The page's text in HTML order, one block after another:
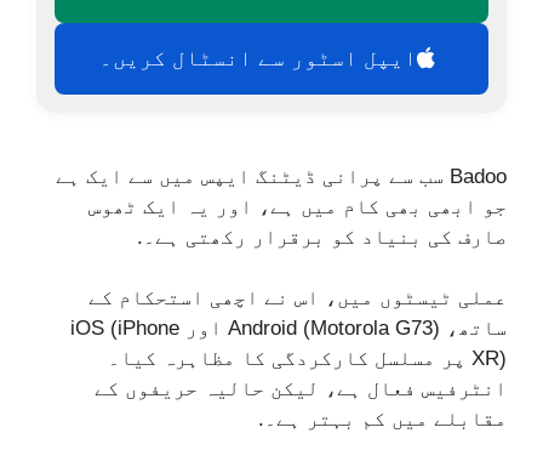
ایپل اسٹور سے انسٹال کریں۔
Badoo سب سے پرانی ڈیٹنگ ایپس میں سے ایک ہے
جو ابھی بھی کام میں ہے، اور یہ ایک ٹھوس
صارف کی بنیاد کو برقرار رکھتی ہے۔.
عملی ٹیسٹوں میں، اس نے اچھی استحکام کے
ساتھ، Android (Motorola G73) اور iOS (iPhone
XR) پر مسلسل کارکردگی کا مظاہرہ کیا۔
انٹرفیس فعال ہے، لیکن حالیہ حریفوں کے
مقابلے میں کم بہتر ہے۔.